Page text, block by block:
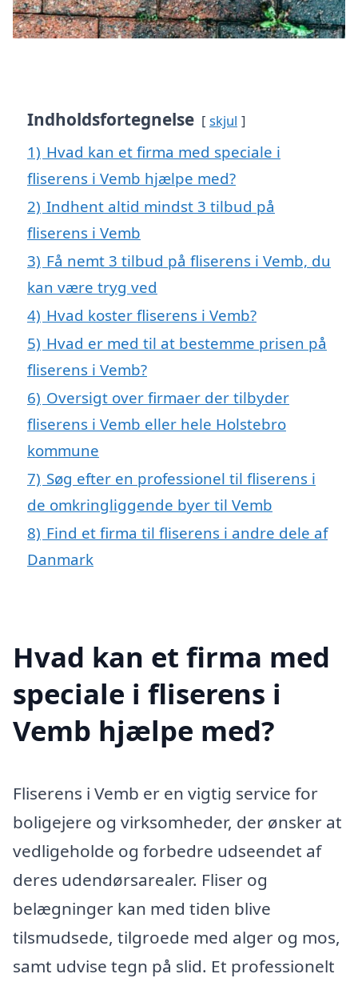
Indholdsfortegnelse skjul
1) Hvad kan et firma med speciale i
fliserens i Vemb hjælpe med?
2) Indhent altid mindst 3 tilbud på
fliserens i Vemb
3) Få nemt 3 tilbud på fliserens i Vemb, du
kan være tryg ved
4) Hvad koster fliserens i Vemb?
5) Hvad er med til at bestemme prisen på
fliserens i Vemb?
6) Oversigt over firmaer der tilbyder
fliserens i Vemb eller hele Holstebro
kommune
7) Søg efter en professionel til fliserens i
de omkringliggende byer til Vemb
8) Find et firma til fliserens i andre dele af
Danmark
Hvad kan et firma med
speciale i fliserens i
Vemb hjælpe med?
Fliserens i Vemb er en vigtig service for
boligejere og virksomheder, der ønsker at
vedligeholde og forbedre udseendet af
deres udendørsarealer. Fliser og
belægninger kan med tiden blive
tilsmudsede, tilgroede med alger og mos,
samt udvise tegn på slid. Et professionelt